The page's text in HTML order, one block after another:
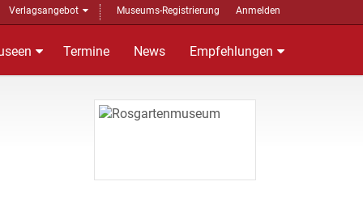
Verlagsangebot Museums-Registrierung Anmelden
Termine News Empfehlungen